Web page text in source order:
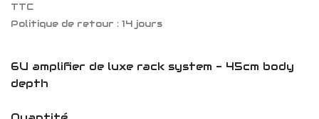
TTC
Politique de retour : 14 jours
6U amplifier de luxe rack system - 45cm body
depth